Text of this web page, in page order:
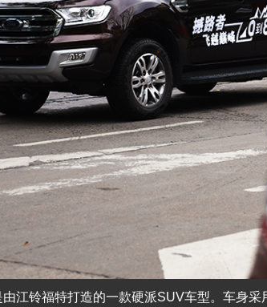
江铃福特打造的一款硬派SUV车型。车身采